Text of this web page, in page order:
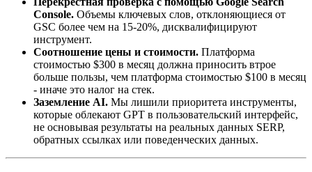
Console. Объемы ключевых слов, отклоняющиеся от
GSC более чем на 15-20%, дисквалифицируют
инструмент.
Соотношение цены и стоимости. Платформа
стоимостью $300 в месяц должна приносить втрое
больше пользы, чем платформа стоимостью $100 в месяц
- иначе это налог на стек.
Заземление AI. Мы лишили приоритета инструменты,
которые облекают GPT в пользовательский интерфейс,
не основывая результаты на реальных данных SERP,
обратных ссылках или поведенческих данных.